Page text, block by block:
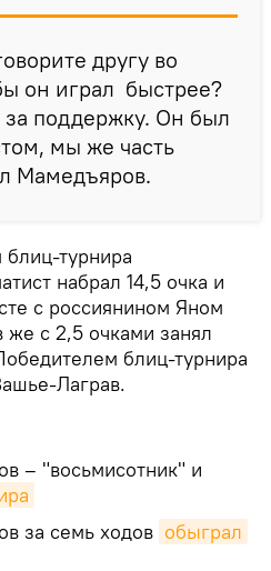
другу во
он играл быстрее?
поддержку. Он был
мы же часть
Мамедъяров.
турнира
набрал 14,5 очка и
с россиянином Яном
с 2,5 очками занял
блиц-турнира
Лаграв.
– "восьмисотник" и
за семь ходов обыграл